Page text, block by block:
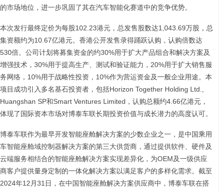
的市场地位，进一步巩固了其在汽车智能化赛道中的竞争优势。
本次发行最终定价为每股102.23港元，总发售股数达1,043.69万股，总
集资额约为10.67亿港元。香港公开发售录得踊跃认购，认购倍数达
530倍。公司计划将募集资金的约30%用于扩大产品组合和解决方案及
增强技术，30%用于提高生产、测试和验证能力，20%用于扩大销售服
务网络，10%用于战略性投资，10%作为营运资金及一般企业用途。本
项目成功引入多名基石投资者，包括Horizon Together Holding Ltd.,
Huangshan SP和Smart Ventures Limited，认购总额约4.66亿港元，
体现了国际资本市场对博泰车联长期投资价值与成长潜力的高度认可。
博泰车联作为最早开发智能座舱解决方案的少数企业之一，是中国乘用
车智能座舱域控制器解决方案的第三大供货商，通过提供软件、硬件及
云端服务相结合的智能座舱解决方案实现差异化，为OEM及一级供应
商客户提供量身定制的一体化解决方案以满足客户的多样化需求。截至
2024年12月31日，在中国智能座舱解决方案供应商中，博泰车联在搭